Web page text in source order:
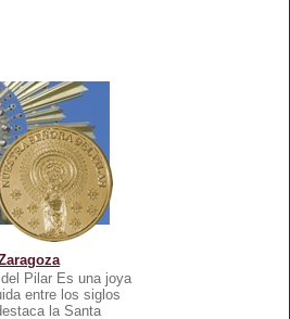
Pilar Es una joya
entre los siglos
la Santa